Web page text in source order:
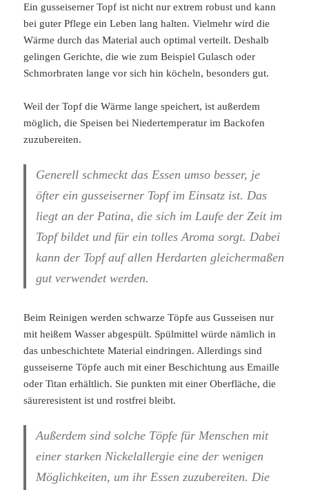
Ein gusseiserner Topf ist nicht nur extrem robust und kann
bei guter Pflege ein Leben lang halten. Vielmehr wird die
Wärme durch das Material auch optimal verteilt. Deshalb
gelingen Gerichte, die wie zum Beispiel Gulasch oder
Schmorbraten lange vor sich hin köcheln, besonders gut.
Weil der Topf die Wärme lange speichert, ist außerdem
möglich, die Speisen bei Niedertemperatur im Backofen
zuzubereiten.
Generell schmeckt das Essen umso besser, je
öfter ein gusseiserner Topf im Einsatz ist. Das
liegt an der Patina, die sich im Laufe der Zeit im
Topf bildet und für ein tolles Aroma sorgt. Dabei
kann der Topf auf allen Herdarten gleichermaßen
gut verwendet werden.
Beim Reinigen werden schwarze Töpfe aus Gusseisen nur
mit heißem Wasser abgespült. Spülmittel würde nämlich in
das unbeschichtete Material eindringen. Allerdings sind
gusseiserne Töpfe auch mit einer Beschichtung aus Emaille
oder Titan erhältlich. Sie punkten mit einer Oberfläche, die
säureresistent ist und rostfrei bleibt.
Außerdem sind solche Töpfe für Menschen mit
einer starken Nickelallergie eine der wenigen
Möglichkeiten, um ihr Essen zuzubereiten. Die